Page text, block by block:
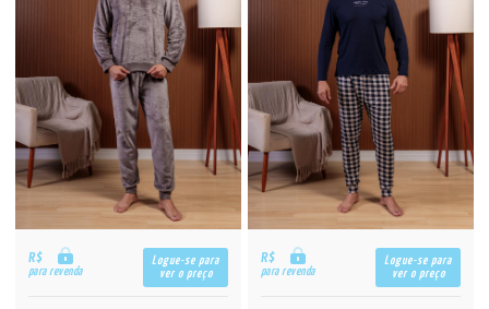
R$
para revenda
Logue-se para
ver o preço
R$
para revenda
Logue-se para
ver o preço